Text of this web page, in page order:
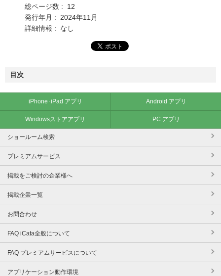
総ページ数 : 12
発行年月 : 2024年11月
詳細情報 : なし
目次
iPhone･iPad アプリ Android アプリ
Windowsストアアプリ PC アプリ
ショールーム検索
プレミアムサービス
掲載をご検討の企業様へ
掲載企業一覧
お問合わせ
FAQ iCata全般について
FAQ プレミアムサービスについて
アプリケーション動作環境